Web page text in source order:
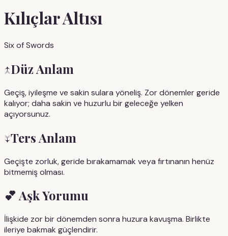
Kılıçlar Altısı
Six of Swords
↑Düz Anlam
Geçiş, iyileşme ve sakin sulara yöneliş. Zor dönemler geride
kalıyor; daha sakin ve huzurlu bir geleceğe yelken
açıyorsunuz.
↓Ters Anlam
Geçişte zorluk, geride bırakamamak veya fırtınanın henüz
bitmemiş olması.
💕Aşk Yorumu
İlişkide zor bir dönemden sonra huzura kavuşma. Birlikte
ileriye bakmak güçlendirir.